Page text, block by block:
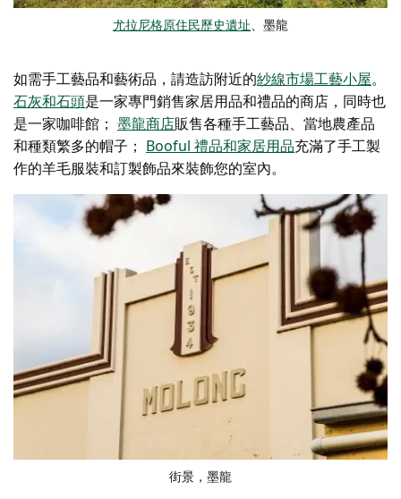
尤拉尼格原住民歷史遺址、墨龍
如需手工藝品和藝術品，請造訪附近的紗線市場工藝小屋。
石灰和石頭是一家專門銷售家居用品和禮品的商店，同時也
是一家咖啡館； 墨龍商店販售各種手工藝品、當地農產品
和種類繁多的帽子； Booful 禮品和家居用品充滿了手工製
作的羊毛服裝和訂製飾品來裝飾您的室內。
街景，墨龍